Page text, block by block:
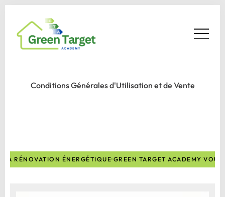
Conditions Générales d'Utilisation et de Vente
LA RÉNOVATION ÉNERGÉTIQUE·GREEN TARGET ACADEMY